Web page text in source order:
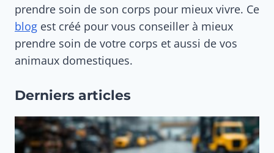
prendre soin de son corps pour mieux vivre. Ce
blog est créé pour vous conseiller à mieux
prendre soin de votre corps et aussi de vos
animaux domestiques.
Derniers articles